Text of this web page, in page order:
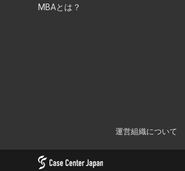
MBAとは？
運営組織について